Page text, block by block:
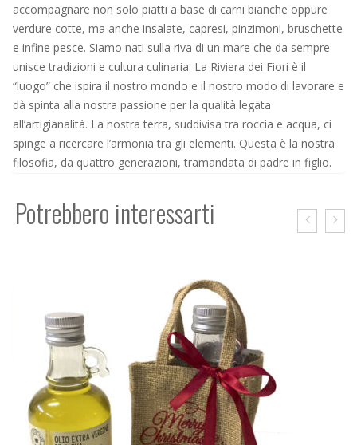
accompagnare non solo piatti a base di carni bianche oppure
verdure cotte, ma anche insalate, capresi, pinzimoni, bruschette
e infine pesce. Siamo nati sulla riva di un mare che da sempre
unisce tradizioni e cultura culinaria. La Riviera dei Fiori è il
“luogo” che ispira il nostro mondo e il nostro modo di lavorare e
dà spinta alla nostra passione per la qualità legata
all’artigianalità. La nostra terra, suddivisa tra roccia e acqua, ci
spinge a ricercare l’armonia tra gli elementi. Questa è la nostra
filosofia, da quattro generazioni, tramandata di padre in figlio.
Potrebbero interessarti